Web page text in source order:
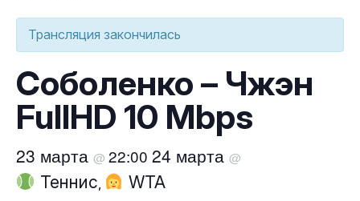
Трансляция закончилась
Соболенко – Чжэн
FullHD 10 Mbps
23 марта @ 22:00 24 марта @
Теннис WTA